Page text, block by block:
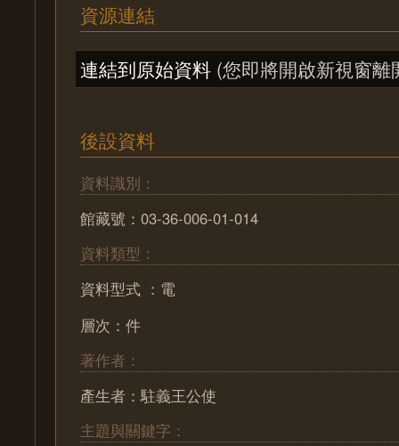
資源連結
連結到原始資料 (您即將開啟新視窗離
後設資料
資料識別：
館藏號：03-36-006-01-014
資料類型：
資料型式 ：電
層次：件
著作者：
產生者：駐義王公使
主題與關鍵字：